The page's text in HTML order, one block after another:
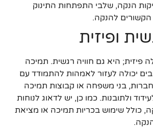
הנקה, שלבי התפתחות התינוק
הקשורים להנקה.
ופיזית
פיזית; היא גם חוויה רגשית. תמיכה
יכולה לעזור לאמהות להתמודד עם
בני משפחה או קבוצות תמיכה
ולתובנות. כמו כן, יש לדאוג לנוחות
כולל שימוש בכריות תמיכה או מציאת